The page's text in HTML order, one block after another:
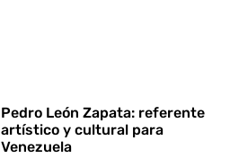
Pedro León Zapata: referente
artístico y cultural para
Venezuela